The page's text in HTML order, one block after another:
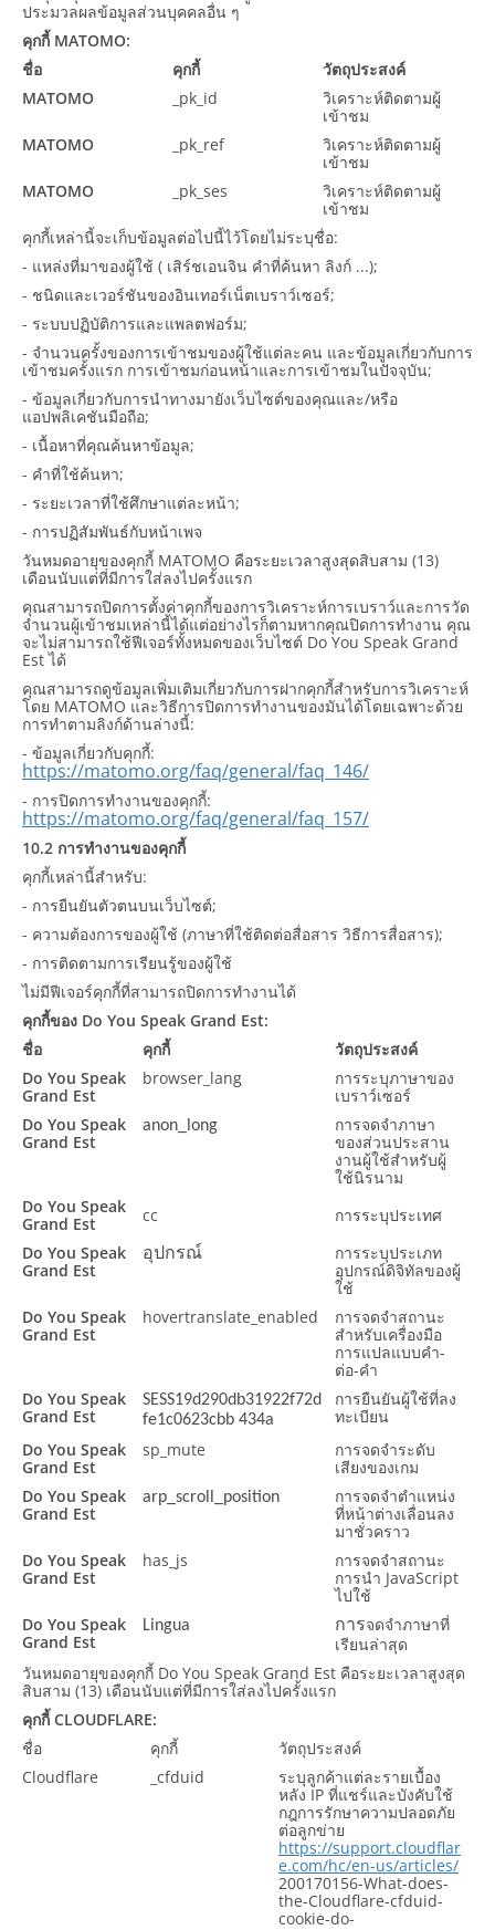
ประมวลผลข้อมูลส่วนบุคคลอื่น ๆ
คุกกี้ MATOMO:
ชื่อ
คุกกี้
วัตถุประสงค์
MATOMO
_pk_id
วิเคราะห์ติดตามผู้
เข้าชม
MATOMO
_pk_ref
วิเคราะห์ติดตามผู้
เข้าชม
MATOMO
_pk_ses
วิเคราะห์ติดตามผู้
เข้าชม
คุกกี้เหล่านี้จะเก็บข้อมูลต่อไปนี้ไว้โดยไม่ระบุชื่อ:
- แหล่งที่มาของผู้ใช้ ( เสิร์ชเอนจิน คำที่ค้นหา ลิงก์ ...);
- ชนิดและเวอร์ชันของอินเทอร์เน็ตเบราว์เซอร์;
- ระบบปฏิบัติการและแพลตฟอร์ม;
- จำนวนครั้งของการเข้าชมของผู้ใช้แต่ละคน และข้อมูลเกี่ยวกับการ
เข้าชมครั้งแรก การเข้าชมก่อนหน้าและการเข้าชมในปัจจุบัน;
- ข้อมูลเกี่ยวกับการนำทางมายังเว็บไซต์ของคุณและ/หรือ
แอปพลิเคชันมือถือ;
- เนื้อหาที่คุณค้นหาข้อมูล;
- คำที่ใช้ค้นหา;
- ระยะเวลาที่ใช้ศึกษาแต่ละหน้า;
- การปฏิสัมพันธ์กับหน้าเพจ
วันหมดอายุของคุกกี้ MATOMO คือระยะเวลาสูงสุดสิบสาม (13)
เดือนนับแต่ที่มีการใส่ลงไปครั้งแรก
คุณสามารถปิดการตั้งค่าคุกกี้ของการวิเคราะห์การเบราว์และการวัด
จำนวนผู้เข้าชมเหล่านี้ได้แต่อย่างไรก็ตามหากคุณปิดการทำงาน คุณ
จะไม่สามารถใช้ฟีเจอร์ทั้งหมดของเว็บไซต์ Do You Speak Grand
Est ได้
คุณสามารถดูข้อมูลเพิ่มเติมเกี่ยวกับการฝากคุกกี้สำหรับการวิเคราะห์
โดย MATOMO และวิธีการปิดการทำงานของมันได้โดยเฉพาะด้วย
การทำตามลิงก์ด้านล่างนี้:
- ข้อมูลเกี่ยวกับคุกกี้:
https://matomo.org/faq/general/faq_146/
- การปิดการทำงานของคุกกี้:
https://matomo.org/faq/general/faq_157/
10.2 การทำงานของคุกกี้
คุกกี้เหล่านี้สำหรับ:
- การยืนยันตัวตนบนเว็บไซต์;
- ความต้องการของผู้ใช้ (ภาษาที่ใช้ติดต่อสื่อสาร วิธีการสื่อสาร);
- การติดตามการเรียนรู้ของผู้ใช้
ไม่มีฟีเจอร์คุกกี้ที่สามารถปิดการทำงานได้
คุกกี้ของ Do You Speak Grand Est:
ชื่อ
คุกกี้
วัตถุประสงค์
Do You Speak
Grand Est
browser_lang
การระบุภาษาของ
เบราว์เซอร์
Do You Speak
Grand Est
anon_long
การจดจำภาษา
ของส่วนประสาน
งานผู้ใช้สำหรับผู้
ใช้นิรนาม
Do You Speak
Grand Est
cc
การระบุประเทศ
Do You Speak
Grand Est
อุปกรณ์
การระบุประเภท
อุปกรณ์ดิจิทัลของผู้
ใช้
Do You Speak
Grand Est
hovertranslate_enabled
การจดจำสถานะ
สำหรับเครื่องมือ
การแปลแบบคำ-
ต่อ-คำ
Do You Speak
Grand Est
SESS19d290db31922f72d
fe1c0623cbb 434a
การยืนยันผู้ใช้ที่ลง
ทะเบียน
Do You Speak
Grand Est
sp_mute
การจดจำระดับ
เสียงของเกม
Do You Speak
Grand Est
arp_scroll_position
การจดจำตำแหน่ง
ที่หน้าต่างเลื่อนลง
มาชั่วคราว
Do You Speak
Grand Est
has_js
การจดจำสถานะ
การนำ JavaScript
ไปใช้
Do You Speak
Grand Est
Lingua การจดจำภาษาที่
เรียนล่าสุด
วันหมดอายุของคุกกี้ Do You Speak Grand Est คือระยะเวลาสูงสุด
สิบสาม (13) เดือนนับแต่ที่มีการใส่ลงไปครั้งแรก
คุกกี้ CLOUDFLARE:
ชื่อ
คุกกี้
วัตถุประสงค์
Cloudflare
_cfduid
ระบุลูกค้าแต่ละรายเบื้อง
หลัง IP ที่แชร์และบังคับใช้
กฎการรักษาความปลอดภัย
ต่อลูกข่าย
https://support.cloudflar
e.com/hc/en-us/articles/
200170156-What-does-
the-Cloudflare-cfduid-
cookie-do-